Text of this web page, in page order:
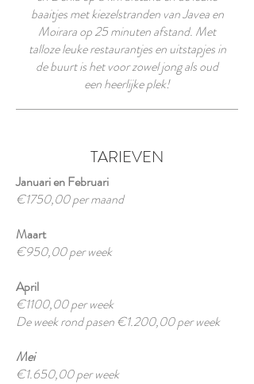
baaitjes met kiezelstranden van Javea en
Moirara op 25 minuten afstand. Met
talloze leuke restaurantjes en uitstapjes in
de buurt is het voor zowel jong als oud
een heerlijke plek!
TARIEVEN
Januari en Februari
€1750,00 per maand
Maart
€950,00 per week
April
€1100,00 per week
De week rond pasen €1.200,00 per week
Mei
€1.650,00 per week